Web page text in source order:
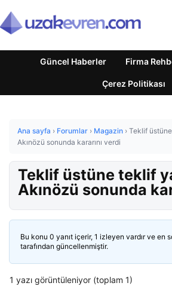
Güncel Haberler Firma
Çerez Politikası
Ana sayfa › Forumlar › Magazin › Teklif
Akınözü sonunda kararını verdi
Teklif üstüne teklif
Akınözü sonunda
Bu konu 0 yanıt içerir, 1 izleyen vardır ve en
tarafından güncellenmiştir.
1 yazı görüntüleniyor (toplam 1)